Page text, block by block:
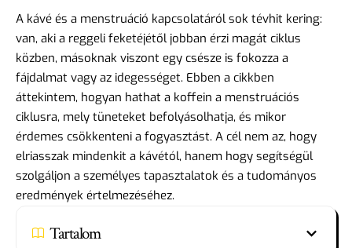
A kávé és a menstruáció kapcsolatáról sok tévhit kering:
van, aki a reggeli feketéjétől jobban érzi magát ciklus
közben, másoknak viszont egy csésze is fokozza a
fájdalmat vagy az idegességet. Ebben a cikkben
áttekintem, hogyan hathat a koffein a menstruációs
ciklusra, mely tüneteket befolyásolhatja, és mikor
érdemes csökkenteni a fogyasztást. A cél nem az, hogy
elriasszak mindenkit a kávétól, hanem hogy segítségül
szolgáljon a személyes tapasztalatok és a tudományos
eredmények értelmezéséhez.
Tartalom